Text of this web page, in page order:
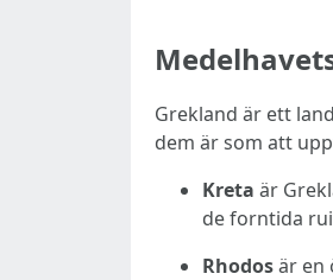
Grekland är ett
dem är som att
Kreta är
de forntida
Rhodosär en